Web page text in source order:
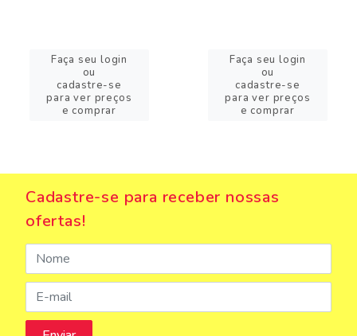
Faça seu login
ou
cadastre-se
para ver preços
e comprar
Faça seu login
ou
cadastre-se
para ver preços
e comprar
Cadastre-se para receber nossas
ofertas!